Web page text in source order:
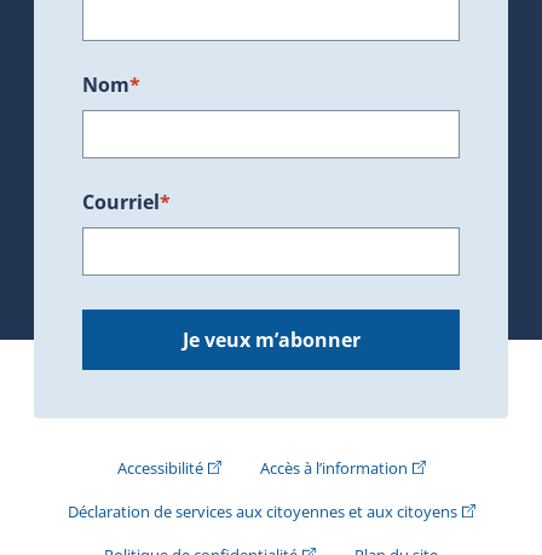
Nom*
Courriel*
Je veux m’abonner
Accessibilité(Cet hyperlien externe s'ouvrira dans une
Accès à l’information(Cet hyperlien
Déclaration de services aux citoyennes et aux citoyens(Cet